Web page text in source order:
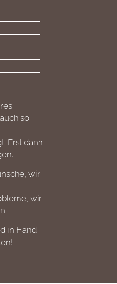
so
Erst dann
wir
wir
in Hand